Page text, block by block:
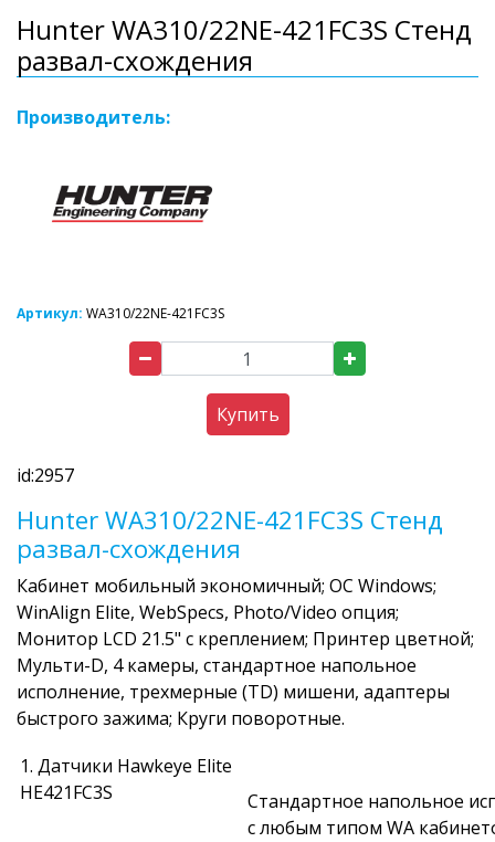
Hunter WA310/22NE-421FC3S Стенд
развал-схождения
Производитель:
Артикул: WA310/22NE-421FC3S
Купить
id:2957
Hunter WA310/22NE-421FC3S Стенд
развал-схождения
Кабинет мобильный экономичный; ОС Windows;
WinAlign Elite, WebSpecs, Photo/Video опция;
Монитор LCD 21.5" с креплением; Принтер цветной;
Мульти-D, 4 камеры, стандартное напольное
исполнение, трехмерные (TD) мишени, адаптеры
быстрого зажима; Круги поворотные.
1. Датчики Hawkeye Elite
HE421FC3S
Стандартное напольное
с любым типом WA